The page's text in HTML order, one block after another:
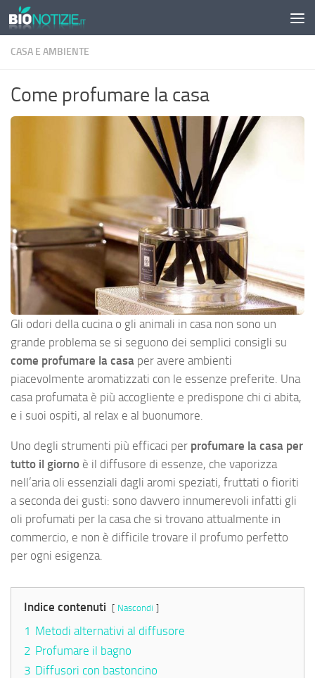
Sotto il contenuto
CASA E AMBIENTE
Come profumare la casa
Gli odori della cucina o gli animali in casa non sono un
grande problema se si seguono dei semplici consigli su
come profumare la casa per avere ambienti
piacevolmente aromatizzati con le essenze preferite. Una
casa profumata è più accogliente e predispone chi ci abita,
e i suoi ospiti, al relax e al buonumore.
Uno degli strumenti più efficaci per profumare la casa per
tutto il giorno è il diffusore di essenze, che vaporizza
nell’aria oli essenziali dagli aromi speziati, fruttati o fioriti
a seconda dei gusti: sono davvero innumerevoli infatti gli
oli profumati per la casa che si trovano attualmente in
commercio, e non è difficile trovare il profumo perfetto
per ogni esigenza.
Indice contenuti Nascondi
1 Metodi alternativi al diffusore
2 Profumare il bagno
3 Diffusori con bastoncino